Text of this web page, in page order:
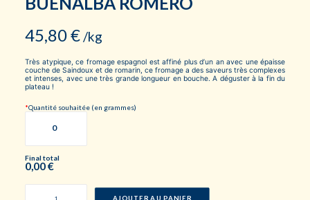
45,80€/kg
Très atypique, ce fromage espagnol est affiné plus d’un an avec une épaisse
couche de Saindoux et de romarin, ce fromage a des saveurs très complexes
et intenses, avec une très grande longueur en bouche. A déguster à la fin du
plateau !
*Quantité souhaitée (en grammes)
Final total
0,00€